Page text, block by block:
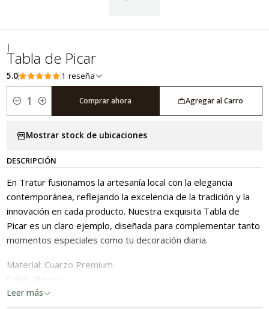
|
Tabla de Picar
5.0 1 reseña
Cantidad
Agregar al Carro
Comprar ahora
Mostrar stock de ubicaciones
DESCRIPCIÓN
En Tratur fusionamos la artesanía local con la elegancia
contemporánea, reflejando la excelencia de la tradición y la
innovación en cada producto. Nuestra exquisita Tabla de
Picar es un claro ejemplo, diseñada para complementar tanto
momentos especiales como tu decoración diaria.
Material: Cuarzo Premium
Color: Blanco
Medidas: 40 x 20 cm
Leer más